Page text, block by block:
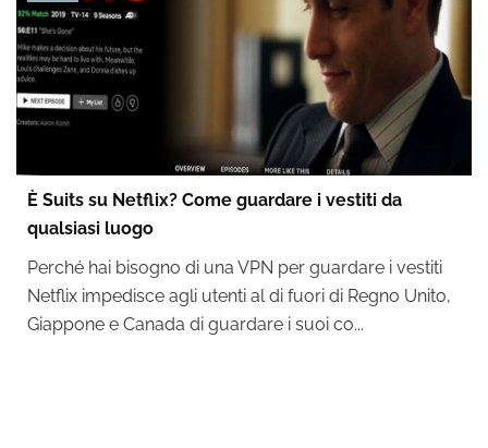
È Suits su Netflix? Come guardare i vestiti da
qualsiasi luogo
Perché hai bisogno di una VPN per guardare i vestiti
Netflix impedisce agli utenti al di fuori di Regno Unito,
Giappone e Canada di guardare i suoi co...